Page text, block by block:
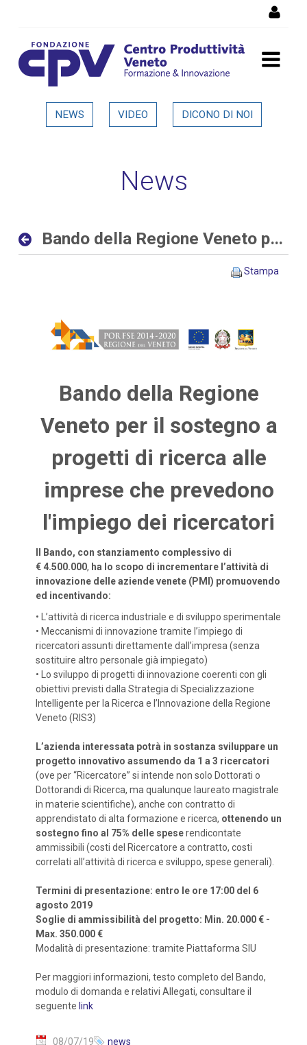
Bando della Regione Veneto
imprese - Dettaglio in
NEWS VIDEO DICONO DI NOI
News
Bando della Regione Veneto per progetti di ricerca alle imprese
Stampa
Bando della Regione
Veneto per il sostegno a
progetti di ricerca alle
imprese che prevedono
l'impiego dei ricercatori
Il Bando, con stanziamento complessivo di
€ 4.500.000, ha lo scopo di incrementare l’attività di
innovazione delle aziende venete (PMI) promuovendo
ed incentivando:
• L’attività di ricerca industriale e di sviluppo sperimentale
• Meccanismi di innovazione tramite l’impiego di
ricercatori assunti direttamente dall’impresa (senza
sostituire altro personale già impiegato)
• Lo sviluppo di progetti di innovazione coerenti con gli
obiettivi previsti dalla Strategia di Specializzazione
Intelligente per la Ricerca e l’Innovazione della Regione
Veneto (RIS3)
L’azienda interessata potrà in sostanza sviluppare un
progetto innovativo assumendo da 1 a 3 ricercatori
(ove per “Ricercatore” si intende non solo Dottorati o
Dottorandi di Ricerca, ma qualunque laureato magistrale
in materie scientifiche), anche con contratto di
apprendistato di alta formazione e ricerca, ottenendo un
sostegno fino al 75% delle speserendicontate
ammissibili (costi del Ricercatore a contratto, costi
correlati all’attività di ricerca e sviluppo, spese generali).
Termini di presentazione: entro le ore 17:00 del 6
agosto 2019
Soglie di ammissibilità del progetto: Min. 20.000 € -
Max. 350.000 €
Modalità di presentazione: tramite Piattaforma SIU
Per maggiori informazioni, testo completo del Bando,
modulo di domanda e relativi Allegati, consultare il
seguente link
08/07/19 news